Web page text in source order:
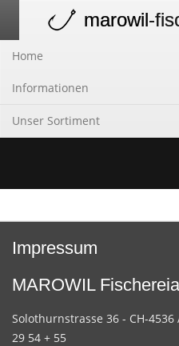
navigation
marowil-
Home
Informationen
Unser Sortiment
Impressum
MAROWIL
Solothurnstrasse 36 - CH-4536
29 54 + 55